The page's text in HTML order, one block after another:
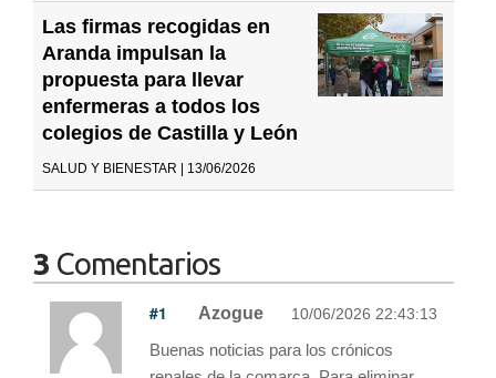
Las firmas recogidas en
Aranda impulsan la
propuesta para llevar
enfermeras a todos los
colegios de Castilla y León
SALUD Y BIENESTAR | 13/06/2026
3 Comentarios
#1 Azogue 10/06/2026 22:43:13
Buenas noticias para los crónicos